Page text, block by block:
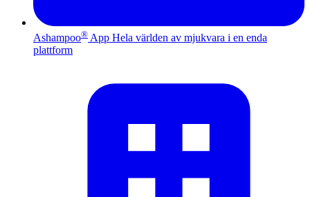
Ashampoo® App Hela världen av mjukvara i en enda
plattform